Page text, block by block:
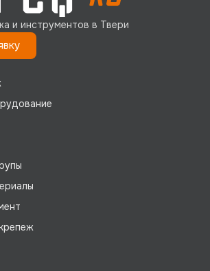
и инструментов в Твери